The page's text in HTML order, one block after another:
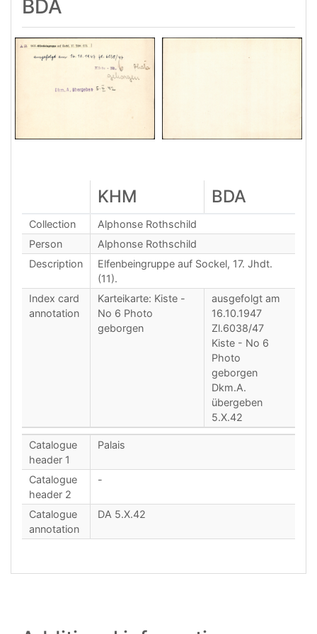
BDA
KHM BDA
Collection
Alphonse Rothschild
Person
Alphonse Rothschild
Description
Elfenbeingruppe auf Sockel, 17. Jhdt.
(11).
Index card
annotation
Karteikarte: Kiste -
No 6 Photo
geborgen
ausgefolgt am
16.10.1947
Zl.6038/47
Kiste - No 6
Photo
geborgen
Dkm.A.
übergeben
5.X.42
Catalogue
header 1
Palais
Catalogue
header 2
-
Catalogue
annotation
DA 5.X.42